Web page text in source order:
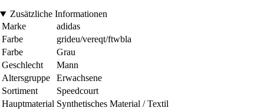
Zusätzliche Informationen
Marke
adidas
Farbe
grideu/vereqt/ftwbla
Farbe
Grau
Geschlecht
Mann
Altersgruppe
Erwachsene
Sortiment
Speedcourt
Hauptmaterial Synthetisches Material / Textil